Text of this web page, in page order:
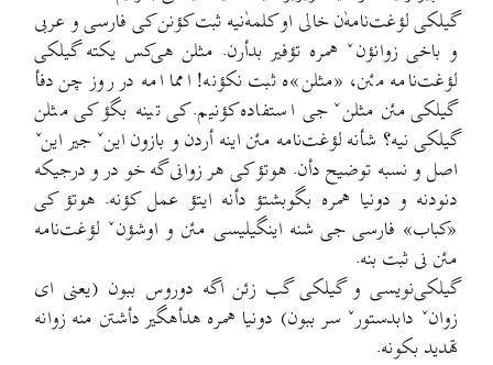
گیلکی لؤغت‌نامه‌ٰن خالی او کلمه‌ٰنیه ثبت کؤنن کی فارسی و عربی
و باخی زوانؤنˇ همره تؤفیر بدأرن. مثلن هی‌کس یکته گیلکی
لؤغت‌نامه مئن، «مثلن»ه ثبت نکؤنه! امما امه در روز چن دفأ
گیلکی مئن مثلنˇ جی استفاده کؤنیم. کی تینه بگؤ کی مثلن
گیلکی نیه؟ شأنه لؤغت‌نامه مئن اینه أردن و بازون اینˇ جیر اینˇ
اصل و نسبه توضیح دأن. هوتؤ کی هر زوانی گه خو در و درجیکه
دنودنه و دونیا همره بگوبشتؤ دأنه ایتؤ عمل کؤنه. هوتؤ کی
«کباب» فارسی جی شنه اینگیلیسی مئن و اوشؤنˇ لؤغت‌نامه
مئن نی ثبت بنه.
گیلکی‌نویسی و گیلکی گب زئن اگه دوروس ببون (یعنی ای
زوانˇ دابدستورˇ سر ببون) دونیا همره هدأهگیر دأشتن منه زوانه
تهدید بکونه.